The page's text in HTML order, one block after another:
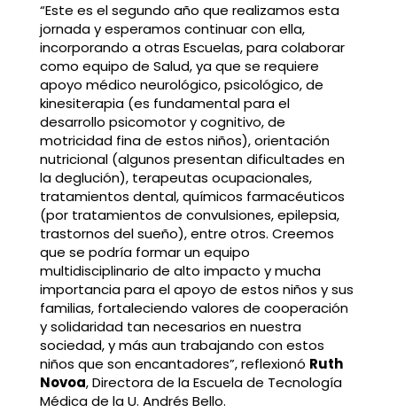
“Este es el segundo año que realizamos esta
jornada y esperamos continuar con ella,
incorporando a otras Escuelas, para colaborar
como equipo de Salud, ya que se requiere
apoyo médico neurológico, psicológico, de
kinesiterapia (es fundamental para el
desarrollo psicomotor y cognitivo, de
motricidad fina de estos niños), orientación
nutricional (algunos presentan dificultades en
la deglución), terapeutas ocupacionales,
tratamientos dental, químicos farmacéuticos
(por tratamientos de convulsiones, epilepsia,
trastornos del sueño), entre otros. Creemos
que se podría formar un equipo
multidisciplinario de alto impacto y mucha
importancia para el apoyo de estos niños y sus
familias, fortaleciendo valores de cooperación
y solidaridad tan necesarios en nuestra
sociedad, y más aun trabajando con estos
niños que son encantadores”, reflexionó Ruth
Novoa, Directora de la Escuela de Tecnología
Médica de la U. Andrés Bello.